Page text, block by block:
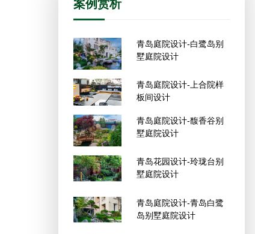
案例赏析
青岛庭院设计-白鹭岛别
墅庭院设计
青岛庭院设计-上合院样
板间设计
青岛庭院设计-馥香谷别
墅庭院设计
青岛花园设计-玲珑台别
墅庭院设计
青岛庭院设计-青岛白鹭
岛别墅庭院设计